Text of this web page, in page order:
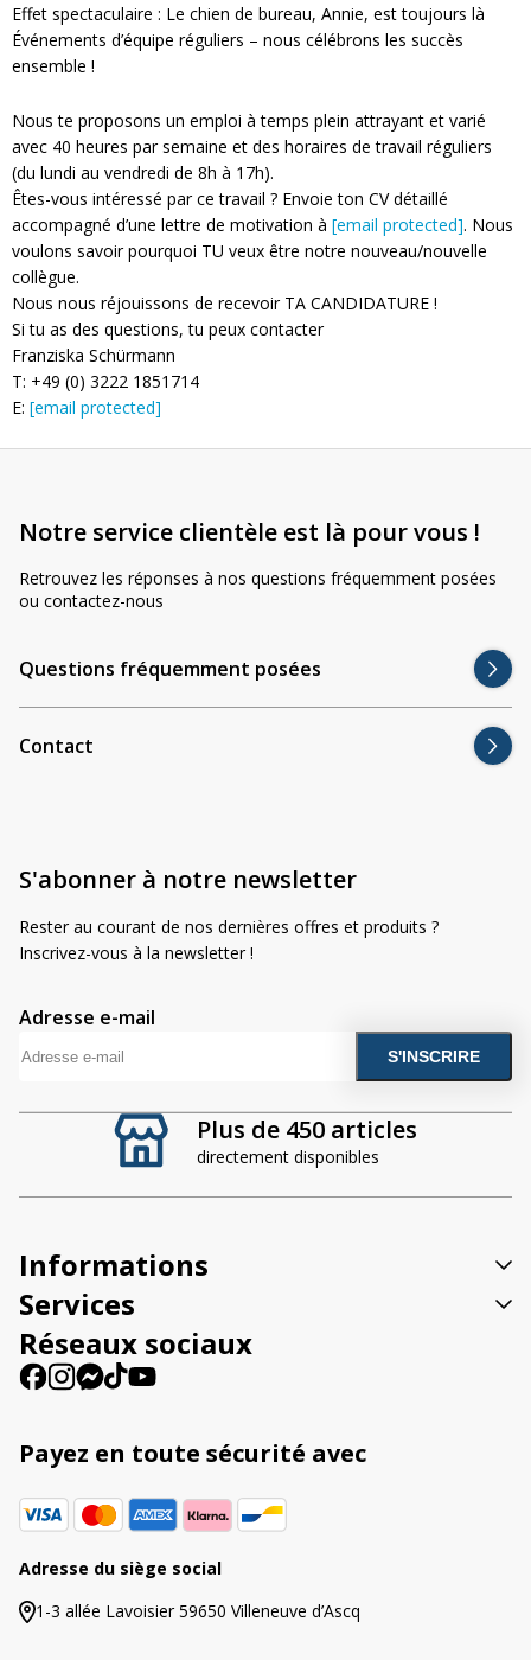
Effet spectaculaire : Le chien de bureau, Annie, est toujours là
Événements d’équipe réguliers – nous célébrons les succès
ensemble !
Nous te proposons un emploi à temps plein attrayant et varié
avec 40 heures par semaine et des horaires de travail réguliers
(du lundi au vendredi de 8h à 17h).
Êtes-vous intéressé par ce travail ? Envoie ton CV détaillé
accompagné d’une lettre de motivation à [email protected]. Nous
voulons savoir pourquoi TU veux être notre nouveau/nouvelle
collègue.
Nous nous réjouissons de recevoir TA CANDIDATURE !
Si tu as des questions, tu peux contacter
Franziska Schürmann
T: +49 (0) 3222 1851714
E: [email protected]
Plus de 450 articles
directement disponibles
Notre service clientèle est là pour vous !
Retrouvez les réponses à nos questions fréquemment posées
ou contactez-nous
Questions fréquemment posées
Contact
S'abonner à notre newsletter
Rester au courant de nos dernières offres et produits ?
Inscrivez-vous à la newsletter !
Adresse e-mail
A
t
v
e
Informations
Services
Réseaux sociaux
Payez en toute sécurité avec
Adresse du siège social
1-3 allée Lavoisier 59650 Villeneuve d’Ascq